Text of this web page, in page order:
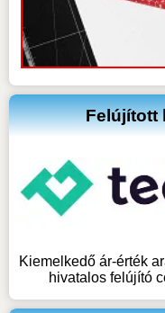
Felújított
Kiemelkedő ár-érték
hivatalos felújító